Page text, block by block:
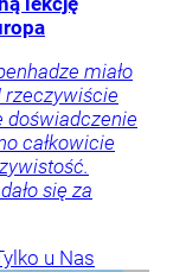
miało
rzeczywiście
doświadczenie
całkowicie
się za
u Nas